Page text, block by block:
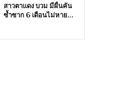
สาวตาแดง บวม มีผื่นคัน
ซ้ำซาก 6 เดือนไม่หาย…